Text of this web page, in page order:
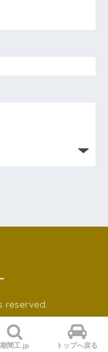
reserved.
期間工.jp トップへ戻る